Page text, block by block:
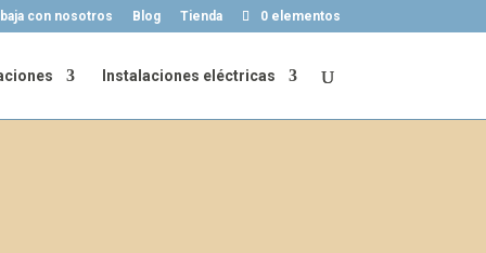
con nosotros Blog Tienda 0 elementos
Instalaciones eléctricas